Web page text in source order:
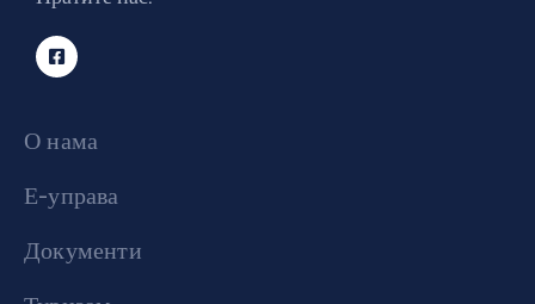
О нама
Е-управа
Документи